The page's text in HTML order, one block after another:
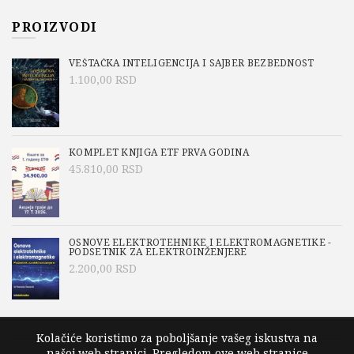
PROIZVODI
VEŠTAČKA INTELIGENCIJA I SAJBER BEZBEDNOST
1.100,00 RSD
KOMPLET KNJIGA ETF PRVA GODINA
45.810,00 RSD
OSNOVE ELEKTROTEHNIKE I ELEKTROMAGNETIKE -
PODSETNIK ZA ELEKTROINŽENJERE
2.200,00 RSD
Kolačiće koristimo za poboljšanje vašeg iskustva na